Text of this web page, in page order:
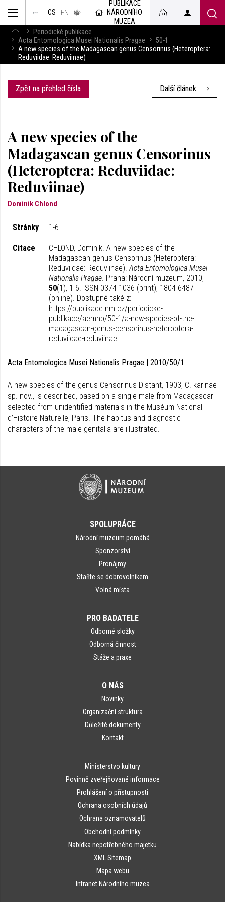
CS EN
v českém
jazyce
PUBLIKACE
NÁRODNÍHO
MUZEA
Periodické publikace
Acta Entomologica Musei Nationalis Pragae
50-1
A new species of the Madagascan genus Censorinus (Heteroptera:
Reduviidae: Reduviinae)
Zpět na přehled čísla Další článek
A new species of the
Madagascan genus Censorinus
(Heteroptera: Reduviidae:
Reduviinae)
Dominik Chlond
Stránky 1-6
Citace
CHLOND, Dominik. A new species of the
Madagascan genus Censorinus (Heteroptera:
Reduviidae: Reduviinae).Acta Entomologica Musei
Nationalis Pragae. Praha: Národní muzeum, 2010,
50(1), 1-6. ISSN 0374-1036 (print), 1804-6487
(online). Dostupné také z:
https://publikace.nm.cz/periodicke-
publikace/aemnp/50-1/a-new-species-of-the-
madagascan-genus-censorinus-heteroptera-
reduviidae-reduviinae
Acta Entomologica Musei Nationalis Pragae | 2010/50/1
A new species of the genus Censorinus Distant, 1903, C. karinae
sp. nov., is described, based on a single male from Madagascar
selected from unidentified materials in the Muséum National
d’Histoire Naturelle, Paris. The habitus and diagnostic
characters of the male genitalia are illustrated.
SPOLUPRÁCE
Národní muzeum pomáhá
Sponzorství
Pronájmy
Staňte se dobrovolníkem
Volná místa
PRO BADATELE
Odborné složky
Odborná činnost
Stáže a praxe
O NÁS
Novinky
Organizační struktura
Důležité dokumenty
Kontakt
Ministerstvo kultury
Povinně zveřejňované informace
Prohlášení o přístupnosti
Ochrana osobních údajů
Ochrana oznamovatelů
Obchodní podmínky
Nabídka nepotřebného majetku
XML Sitemap
Mapa webu
Intranet Národního muzea